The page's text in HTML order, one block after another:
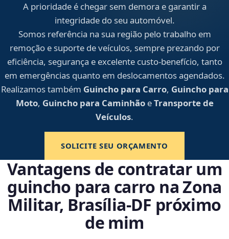
A prioridade é chegar sem demora e garantir a
integridade do seu automóvel.
Somos referência na sua região pelo trabalho em
remoção e suporte de veículos, sempre prezando por
eficiência, segurança e excelente custo-benefício, tanto
em emergências quanto em deslocamentos agendados.
Realizamos também Guincho para Carro, Guincho para
Moto, Guincho para CaminhãoeTransporte de
Veículos.
SOLICITE SEU ORÇAMENTO
Vantagens de contratar um
guincho para carro na Zona
Militar, Brasília‑DF próximo
de mim